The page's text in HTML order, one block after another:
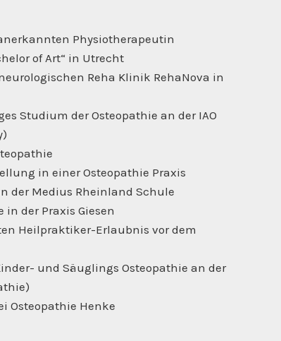
Physiotherapeutin
of Art“ in Utrecht
Reha Klinik RehaNova in
Studium der Osteopathie an der IAO
in einer Osteopathie Praxis
der Medius Rheinland Schule
in der Praxis Giesen
Heilpraktiker-Erlaubnis vor dem
und Säuglings Osteopathie an der
Osteopathie Henke